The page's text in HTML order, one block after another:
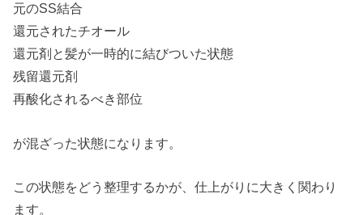
元のSS結合
還元されたチオール
還元剤と髪が一時的に結びついた状態
残留還元剤
再酸化されるべき部位
が混ざった状態になります。
この状態をどう整理するかが、仕上がりに大きく関わり
ます。